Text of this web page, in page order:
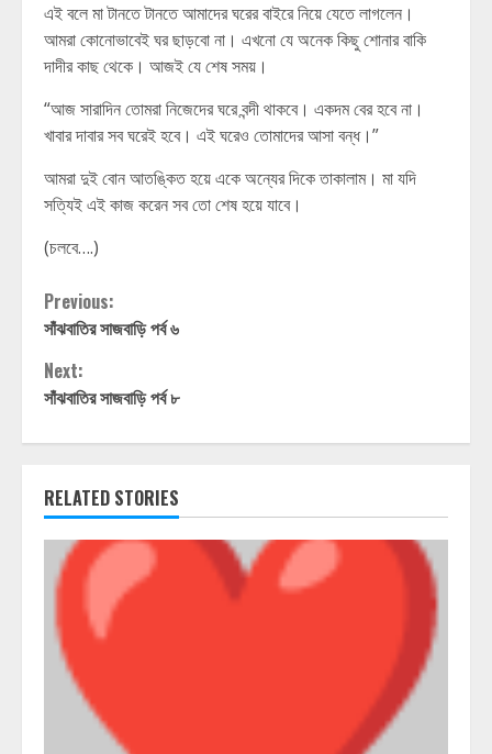
এই বলে মা টানতে টানতে আমাদের ঘরের বাইরে নিয়ে যেতে লাগলেন।
আমরা কোনোভাবেই ঘর ছাড়বো না। এখনো যে অনেক কিছু শোনার বাকি
দাদীর কাছ থেকে। আজই যে শেষ সময়।
“আজ সারাদিন তোমরা নিজেদের ঘরে বন্দী থাকবে। একদম বের হবে না।
খাবার দাবার সব ঘরেই হবে। এই ঘরেও তোমাদের আসা বন্ধ।”
আমরা দুই বোন আতঙ্কিত হয়ে একে অন্যের দিকে তাকালাম। মা যদি
সত্যিই এই কাজ করেন সব তো শেষ হয়ে যাবে।
(চলবে….)
Continue
Reading
Previous:
সাঁঝবাতির সাজবাড়ি পর্ব ৬
Next:
সাঁঝবাতির সাজবাড়ি পর্ব ৮
RELATED STORIES